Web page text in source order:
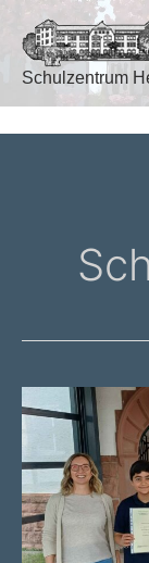
Inhalt
springen
Schulzentrum